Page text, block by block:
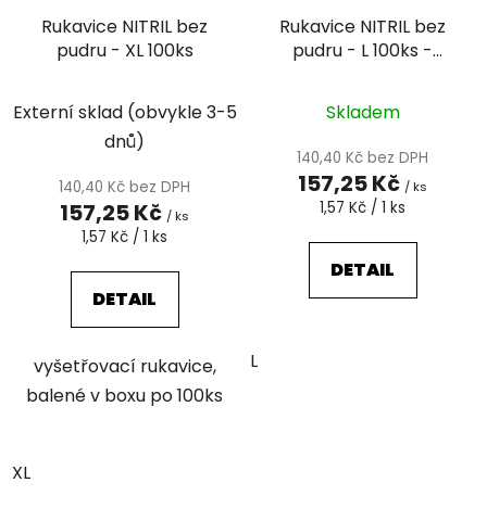
Rukavice NITRIL bez
pudru - XL 100ks
Externí sklad (obvykle 3-5
dnů)
140,40 Kč bez DPH
157,25 Kč / ks
Měrná
1,57 Kč / 1 ks
DETAIL
vyšetřovací rukavice,
balené v boxu po 100ks
XL
Rukavice NITRIL bez
pudru - L 100ks -
Skladem
140,40 Kč bez DPH
157,25 Kč / ks
Měrná
1,57 Kč / 1 ks
DETAIL
L